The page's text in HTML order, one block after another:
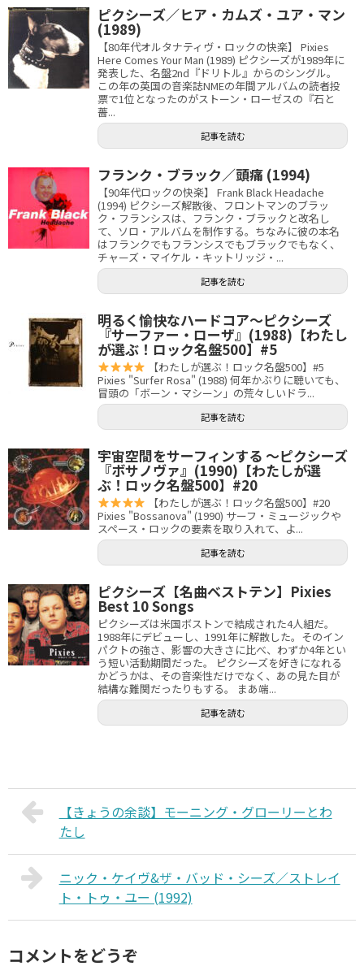
ピクシーズ／ヒア・カムズ・ユア・マン
(1989)
【80年代オルタナティヴ・ロックの快楽】 Pixies
Here Comes Your Man (1989) ピクシーズが1989年に
発表した、名盤2nd『ドリトル』からのシングル。
この年の英国の音楽誌NMEの年間アルバムの読者投
票で1位となったのがストーン・ローゼスの『石と
薔...
記事を読む
フランク・ブラック／頭痛 (1994)
【90年代ロックの快楽】 Frank Black Headache
(1994) ピクシーズ解散後、フロントマンのブラッ
ク・フランシスは、フランク・ブラックと改名し
て、ソロ・アルバムを制作する。ちなみに彼の本名
はフランクでもフランシスでもブラックでもなく、
チャーズ・マイケル・キットリッジ・...
記事を読む
明るく愉快なハードコア〜ピクシーズ
『サーファー・ローザ』(1988)【わたし
が選ぶ！ロック名盤500】#5
【わたしが選ぶ！ロック名盤500】#5
Pixies "Surfer Rosa" (1988) 何年かぶりに聴いても、
冒頭の「ボーン・マシーン」の荒々しいドラ...
記事を読む
宇宙空間をサーフィンする 〜ピクシーズ
『ボサノヴァ』(1990)【わたしが選
ぶ！ロック名盤500】#20
【わたしが選ぶ！ロック名盤500】#20
Pixies "Bossanova" (1990) サーフ・ミュージックや
スペース・ロックの要素を取り入れて、よ...
記事を読む
ピクシーズ【名曲ベストテン】Pixies
Best 10 Songs
ピクシーズは米国ボストンで結成された4人組だ。
1988年にデビューし、1991年に解散した。そのイン
パクトの強さ、影響の大きさに比べ、わずか4年とい
う短い活動期間だった。 ピクシーズを好きになれる
かどうかは、その音楽性だけでなく、あの見た目が
結構な難関だったりもする。 まあ端...
記事を読む
【きょうの余談】モーニング・グローリーとわ
たし
ニック・ケイヴ&ザ・バッド・シーズ／ストレイ
ト・トゥ・ユー (1992)
コメントをどうぞ